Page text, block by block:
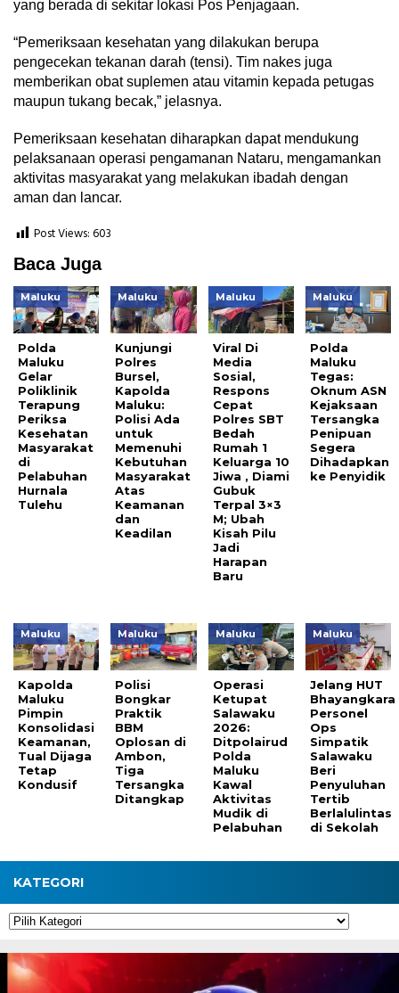
yang berada di sekitar lokasi Pos Penjagaan.
“Pemeriksaan kesehatan yang dilakukan berupa
pengecekan tekanan darah (tensi). Tim nakes juga
memberikan obat suplemen atau vitamin kepada petugas
maupun tukang becak,” jelasnya.
Pemeriksaan kesehatan diharapkan dapat mendukung
pelaksanaan operasi pengamanan Nataru, mengamankan
aktivitas masyarakat yang melakukan ibadah dengan
aman dan lancar.
Post Views:603
Baca Juga
Maluku
Polda
Maluku
Gelar
Poliklinik
Terapung
Periksa
Kesehatan
Masyarakat
di
Pelabuhan
Hurnala
Tulehu
Maluku
Kunjungi
Polres
Bursel,
Kapolda
Maluku:
Polisi Ada
untuk
Memenuhi
Kebutuhan
Masyarakat
Atas
Keamanan
dan
Keadilan
Maluku
Viral Di
Media
Sosial,
Respons
Cepat
Polres SBT
Bedah
Rumah 1
Keluarga 10
Jiwa , Diami
Gubuk
Terpal 3×3
M; Ubah
Kisah Pilu
Jadi
Harapan
Baru
Maluku
Polda
Maluku
Tegas:
Oknum ASN
Kejaksaan
Tersangka
Penipuan
Segera
Dihadapkan
ke Penyidik
Maluku
Kapolda
Maluku
Pimpin
Konsolidasi
Keamanan,
Tual Dijaga
Tetap
Kondusif
Maluku
Polisi
Bongkar
Praktik
BBM
Oplosan di
Ambon,
Tiga
Tersangka
Ditangkap
Maluku
Operasi
Ketupat
Salawaku
2026:
Ditpolairud
Polda
Maluku
Kawal
Aktivitas
Mudik di
Pelabuhan
Maluku
Jelang HUT
Bhayangkara
Personel
Ops
Simpatik
Salawaku
Beri
Penyuluhan
Tertib
Berlalulintas
di Sekolah
KATEGORI
Kategori
Pemutar
Video